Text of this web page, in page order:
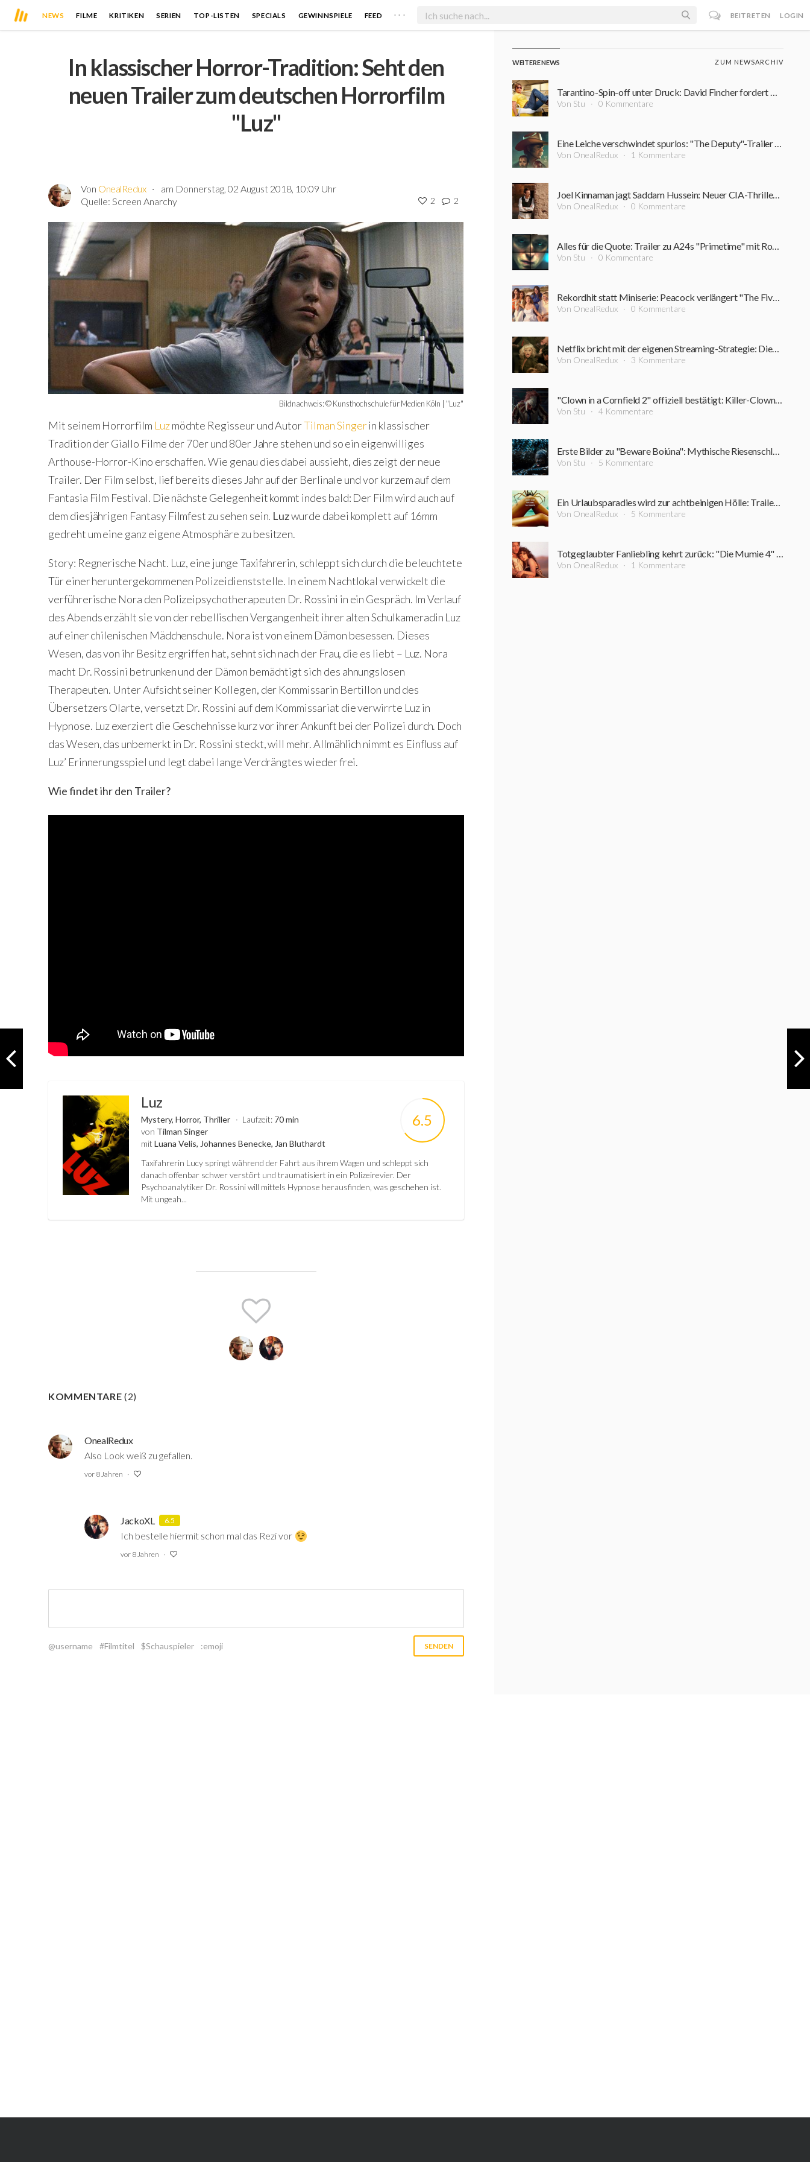
NEWS FILME KRITIKEN SERIEN TOP-LISTEN SPECIALS GEWINNSPIELE FEED . . . BEITRETEN LOGIN
In klassischer Horror-Tradition: Seht den
neuen Trailer zum deutschen Horrorfilm
"Luz"
Von OnealRedux
am Donnerstag, 02 August 2018, 10:09 Uhr
Quelle: Screen Anarchy 2 2
Bildnachweis: © Kunsthochschule für Medien Köln | "Luz"
Mit seinem Horrorfilm Luzmöchte Regisseur und AutorTilman Singerin klassischer
Tradition der Giallo Filme der 70er und 80er Jahre stehen und so ein eigenwilliges
Arthouse-Horror-Kino erschaffen. Wie genau dies dabei aussieht, dies zeigt der neue
Trailer. Der Film selbst, lief bereits dieses Jahr auf der Berlinale und vor kurzem auf dem
Fantasia Film Festival. Die nächste Gelegenheit kommt indes bald: Der Film wird auch auf
dem diesjährigen Fantasy Filmfest zu sehen sein. Luzwurde dabei komplett auf 16mm
gedreht um eine ganz eigene Atmosphäre zu besitzen.
Story: Regnerische Nacht. Luz, eine junge Taxifahrerin, schleppt sich durch die beleuchtete
Tür einer heruntergekommenen Polizeidienststelle. In einem Nachtlokal verwickelt die
verführerische Nora den Polizeipsychotherapeuten Dr. Rossini in ein Gespräch. Im Verlauf
des Abends erzählt sie von der rebellischen Vergangenheit ihrer alten Schulkameradin Luz
auf einer chilenischen Mädchenschule. Nora ist von einem Dämon besessen. Dieses
Wesen, das von ihr Besitz ergriffen hat, sehnt sich nach der Frau, die es liebt – Luz. Nora
macht Dr. Rossini betrunken und der Dämon bemächtigt sich des ahnungslosen
Therapeuten. Unter Aufsicht seiner Kollegen, der Kommissarin Bertillon und des
Übersetzers Olarte, versetzt Dr. Rossini auf dem Kommissariat die verwirrte Luz in
Hypnose. Luz exerziert die Geschehnisse kurz vor ihrer Ankunft bei der Polizei durch. Doch
das Wesen, das unbemerkt in Dr. Rossini steckt, will mehr. Allmählich nimmt es Einfluss auf
Luz’ Erinnerungsspiel und legt dabei lange Verdrängtes wieder frei.
Wie findet ihr den Trailer?
6.5
Luz
Mystery, Horror, Thriller Laufzeit: 70 min
von Tilman Singer
mit Luana Velis, Johannes Benecke, Jan Bluthardt
Taxifahrerin Lucy springt während der Fahrt aus ihrem Wagen und schleppt sich
danach offenbar schwer verstört und traumatisiert in ein Polizeirevier. Der
Psychoanalytiker Dr. Rossini will mittels Hypnose herausfinden, was geschehen ist.
Mit ungeah...
KOMMENTARE(2)
OnealRedux
Also Look weiß zu gefallen.
vor 8 Jahren
JackoXL 6.5
Ich bestelle hiermit schon mal das Rezi vor
vor 8 Jahren
@username #Filmtitel $Schauspieler :emoji
WEITERE NEWS ZUM NEWSARCHIV
Tarantino-Spin-off unter Druck: David Fincher fordert Nachdrehs für 200-Millionen-Dollar-Film
Von Stu 0 Kommentare
Eine Leiche verschwindet spurlos: "The Deputy"-Trailer führt in einen Sumpf aus Korruption und Verbrechen
Von OnealRedux 1 Kommentare
Joel Kinnaman jagt Saddam Hussein: Neuer CIA-Thriller startet bereits im September
Von OnealRedux 0 Kommentare
Alles für die Quote: Trailer zu A24s "Primetime" mit Robert Pattinson ist online
Von Stu 0 Kommentare
Rekordhit statt Miniserie: Peacock verlängert "The Five-Star Weekend" überraschend um Staffel 2
Von OnealRedux 0 Kommentare
Netflix bricht mit der eigenen Streaming-Strategie: Dieser Film bleibt rekordverdächtig lange im Kino
Von OnealRedux 3 Kommentare
"Clown in a Cornfield 2" offiziell bestätigt: Killer-Clown kehrt zurück
Von Stu 4 Kommentare
Erste Bilder zu "Beware Boiúna": Mythische Riesenschlange macht den Amazonas zum Albtraum
Von Stu 5 Kommentare
Ein Urlaubsparadies wird zur achtbeinigen Hölle: Trailer zum neuen Horrorfilm vom "Triangle"-Regisseur
Von OnealRedux 5 Kommentare
Totgeglaubter Fanliebling kehrt zurück: "Die Mumie 4" holt weitere Stars der Originalfilme an Bord
Von OnealRedux 1 Kommentare